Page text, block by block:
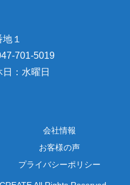
１
701-5019
：水曜日
会社情報
お客様の声
プライバシーポリシー